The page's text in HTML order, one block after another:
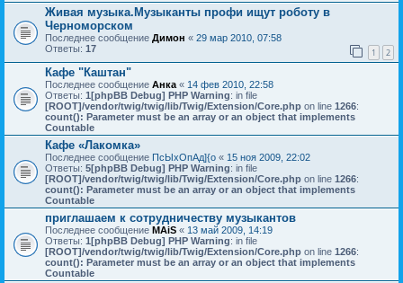
Живая музыка.Музыканты профи ищут роботу в
Черноморском
Последнее сообщение Димон « 29 мар 2010, 07:58
Ответы: 17 1 2
Кафе "Каштан"
Последнее сообщение Анка « 14 фев 2010, 22:58
Ответы: 1 [phpBB Debug] PHP Warning: in file
[ROOT]/vendor/twig/twig/lib/Twig/Extension/Core.php on line 1266:
count(): Parameter must be an array or an object that implements
Countable
Кафе «Лакомка»
Последнее сообщение ПсЫхОпАд]{о « 15 ноя 2009, 22:02
Ответы: 5[phpBB Debug] PHP Warning: in file
[ROOT]/vendor/twig/twig/lib/Twig/Extension/Core.php on line 1266:
count(): Parameter must be an array or an object that implements
Countable
приглашаем к сотрудничеству музыкантов
Последнее сообщение MAiS « 13 май 2009, 14:19
Ответы: 1 [phpBB Debug] PHP Warning: in file
[ROOT]/vendor/twig/twig/lib/Twig/Extension/Core.php on line 1266:
count(): Parameter must be an array or an object that implements
Countable